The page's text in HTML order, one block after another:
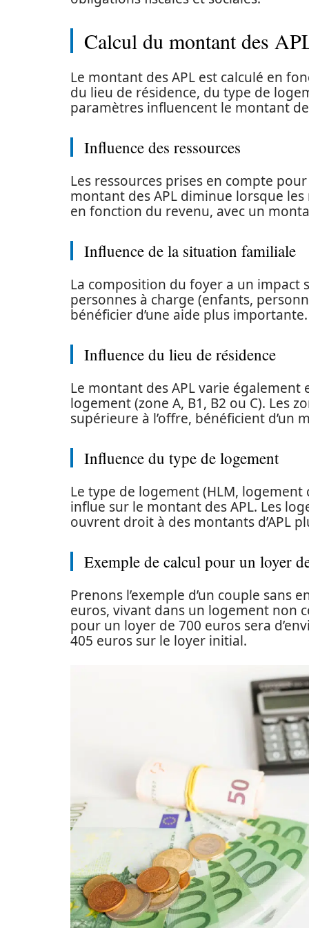
Calcul du montant des
Le montant des APL est calculé en
du lieu de résidence, du type de
paramètres influencent le montant
Influence des ressources
Les ressources prises en compte
montant des APL diminue lorsque les
en fonction du revenu, avec un
Influence de la situation familiale
La composition du foyer a un impact
personnes à charge (enfants,
bénéficier d’une aide plus importante.
Influence du lieu de résidence
Le montant des APL varie
logement (zone A, B1, B2 ou C). Les
supérieure à l’offre, bénéficient d’un
Influence du type de logement
Le type de logement (HLM,
influe sur le montant des APL. Les
ouvrent droit à des montants d’APL
Exemple de calcul pour un loyer
Prenons l’exemple d’un couple sans
euros, vivant dans un logement non
pour un loyer de 700 euros sera
405 euros sur le loyer initial.